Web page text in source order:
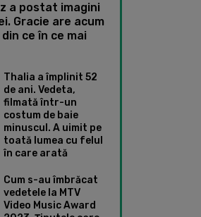
a postat imagini
Gracie are acum
ce în ce mai
Thalia a împlinit 52
de ani. Vedeta,
filmată într-un
costum de baie
minuscul. A uimit pe
toată lumea cu felul
în care arată
Cum s-au îmbrăcat
vedetele la MTV
Video Music Award